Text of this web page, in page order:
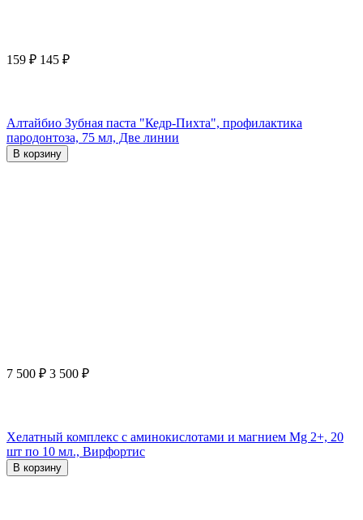
159 ₽ 145 ₽
Алтайбио Зубная паста "Кедр-Пихта", профилактика
пародонтоза, 75 мл, Две линии
В корзину
7 500 ₽ 3 500 ₽
Хелатный комплекс с аминокислотами и магнием Mg 2+, 20
шт по 10 мл., Вирфортис
В корзину